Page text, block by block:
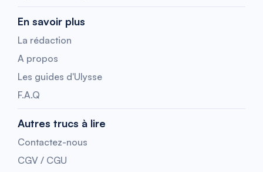
En savoir plus
La rédaction
A propos
Les guides d'Ulysse
F.A.Q
Autres trucs à lire
Contactez-nous
CGV / CGU